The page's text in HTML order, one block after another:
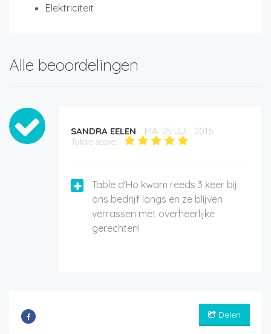
Elektriciteit
Alle beoordelingen
SANDRA EELEN MA. 25 JUL. 2016
Totale score:
Table d'Ho kwam reeds 3 keer bij
ons bedrijf langs en ze blijven
verrassen met overheerlijke
gerechten!
Delen